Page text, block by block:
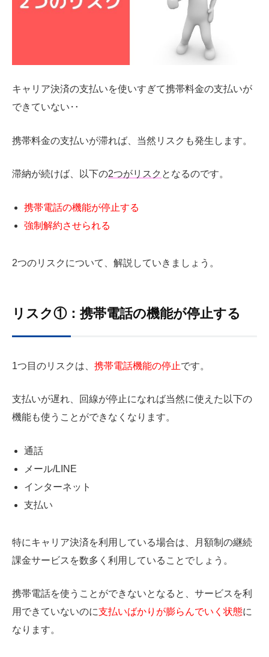
キャリア決済の支払いを使いすぎて携帯料金の支払いが
できていない‥
携帯料金の支払いが滞れば、当然リスクも発生します。
滞納が続けば、以下の2つがリスク となるのです。
携帯電話の機能が停止する
強制解約させられる
2つのリスクについて、解説していきましょう。
リスク①：携帯電話の機能が停止する
1つ目のリスクは、 携帯電話機能の停止です。
支払いが遅れ、回線が停止になれば当然に使えた以下の
機能も使うことができなくなります。
通話
メール/LINE
インターネット
支払い
特にキャリア決済を利用している場合は、月額制の継続
課金サービスを数多く利用していることでしょう。
携帯電話を使うことができないとなると、サービスを利
用できていないのに支払いばかりが膨らんでいく状態に
なります。